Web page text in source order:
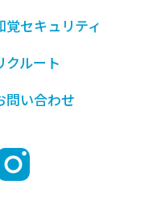
覚セキュリティ
クルート
問い合わせ